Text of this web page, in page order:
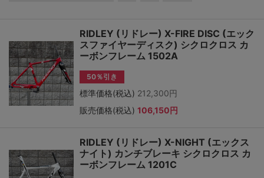
RIDLEY (リドレー) X-FIRE DISC (エック
スファイヤーディスク) シクロクロス カ
ーボンフレーム 1502A
50％引き
標準価格(税込) 212,300円
販売価格(税込) 106,150円
RIDLEY (リドレー) X-NIGHT (エックス
ナイト) カンチブレーキ シクロクロス カ
ーボンフレーム 1201C